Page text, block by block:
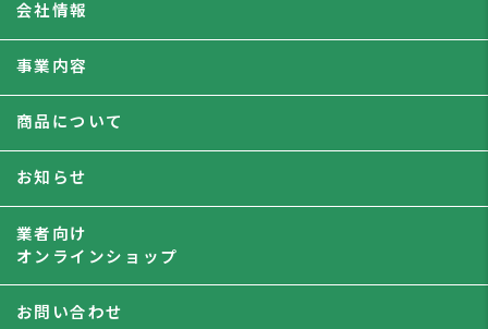
会社情報
事業内容
商品について
お知らせ
業者向け
オンラインショップ
お問い合わせ